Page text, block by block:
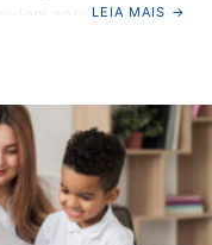
aprender e
aprendizado de
de Educação
tomar
LEIA MAIS →